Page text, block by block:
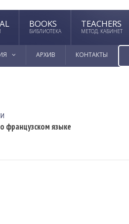
BOOKS
БИБЛИОТЕКА
TEACHERS
МЕТОД. КАБИНЕТ
АРХИВ КОНТАКТЫ
французском языке